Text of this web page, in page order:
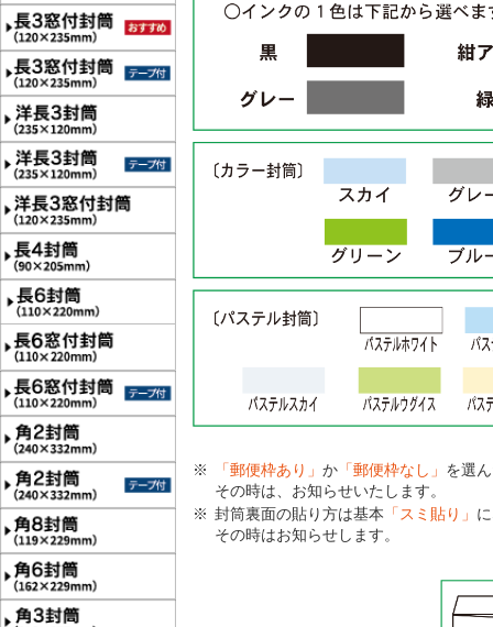
「郵便枠あり」 か 「郵便枠なし」 を選
その時は、お知らせいたします。
封筒裏面の貼り方は基本 「スミ貼り」
その時はお知らせします。